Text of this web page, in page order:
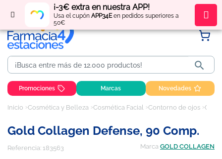
¡-3€ extra en nuestra APP!
Usa el cupón APP34Een pedidos superiores a
50€
Regístratey obténpuntos por tus compras

Promociones Marcas Novedades
Inicio Cosmética y Belleza Cosmética Facial Contorno de ojos
Gold Collagen Defense, 90 Comp.
Referencia: 183563 Marca GOLD COLLAGEN